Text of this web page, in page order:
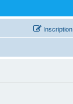
Inscription